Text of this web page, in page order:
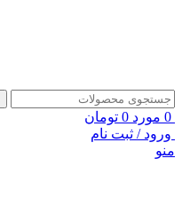
0 مورد 0 تومان
ورود / ثبت نام
منو